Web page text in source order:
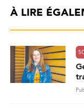
À LIRE